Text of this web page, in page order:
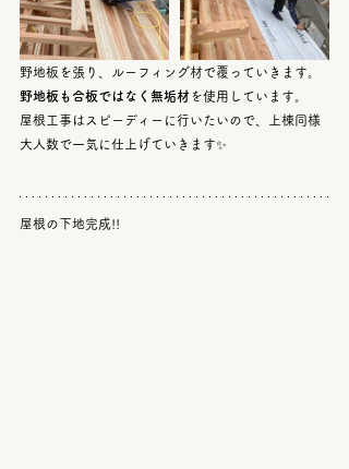
野地板を張り、ルーフィング材で覆っていきます。
野地板も合板ではなく無垢材 を使用しています。
屋根工事はスピーディーに行いたいので、上棟同様
大人数で一気に仕上げていきます✨
屋根の下地完成!!